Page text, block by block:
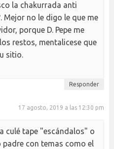
la chakurrada anti
Mejor no le digo le que me
porque D. Pepe me
restos, mentalicese que
sitio.
Responder
17 agosto, 2019 a las 12:30 pm
culé tape "escándalos" o
padre con temas como el